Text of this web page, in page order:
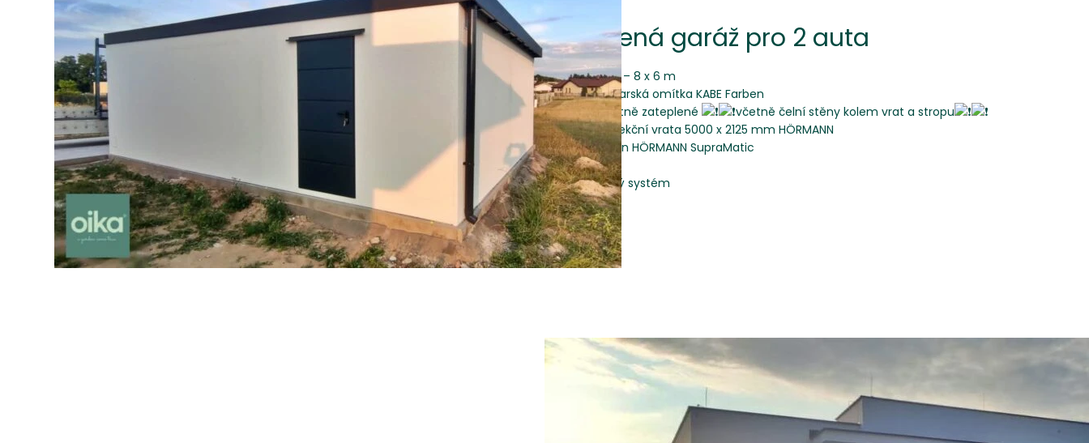
Zateplená garáž pro 2 auta
Rozměr – 8 x 6 m
švýcarská omítka KABE Farben
kompletně zateplené
včetně čelní stěny kolem vrat a stropu
široká sekční vrata 5000 x 2125 mm HÖRMANN
el. pohon HÖRMANN SupraMatic
1x dveře
okapový systém